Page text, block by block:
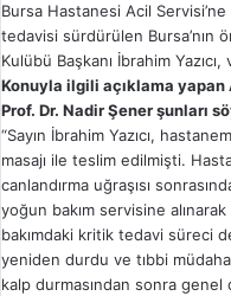
Bursa Hastanesi Acil
tedavisi sürdürülen Bursa’nın
Kulübü Başkanı İbrahim
Konuyla ilgili açıklama yapan
Prof. Dr. Nadir Şener şunları
“Sayın İbrahim Yazıcı,
masajı ile teslim edilmişti.
canlandırma uğraşısı
yoğun bakım servisine
bakımdaki kritik tedavi süreci
yeniden durdu ve tıbbi
kalp durmasından sonra